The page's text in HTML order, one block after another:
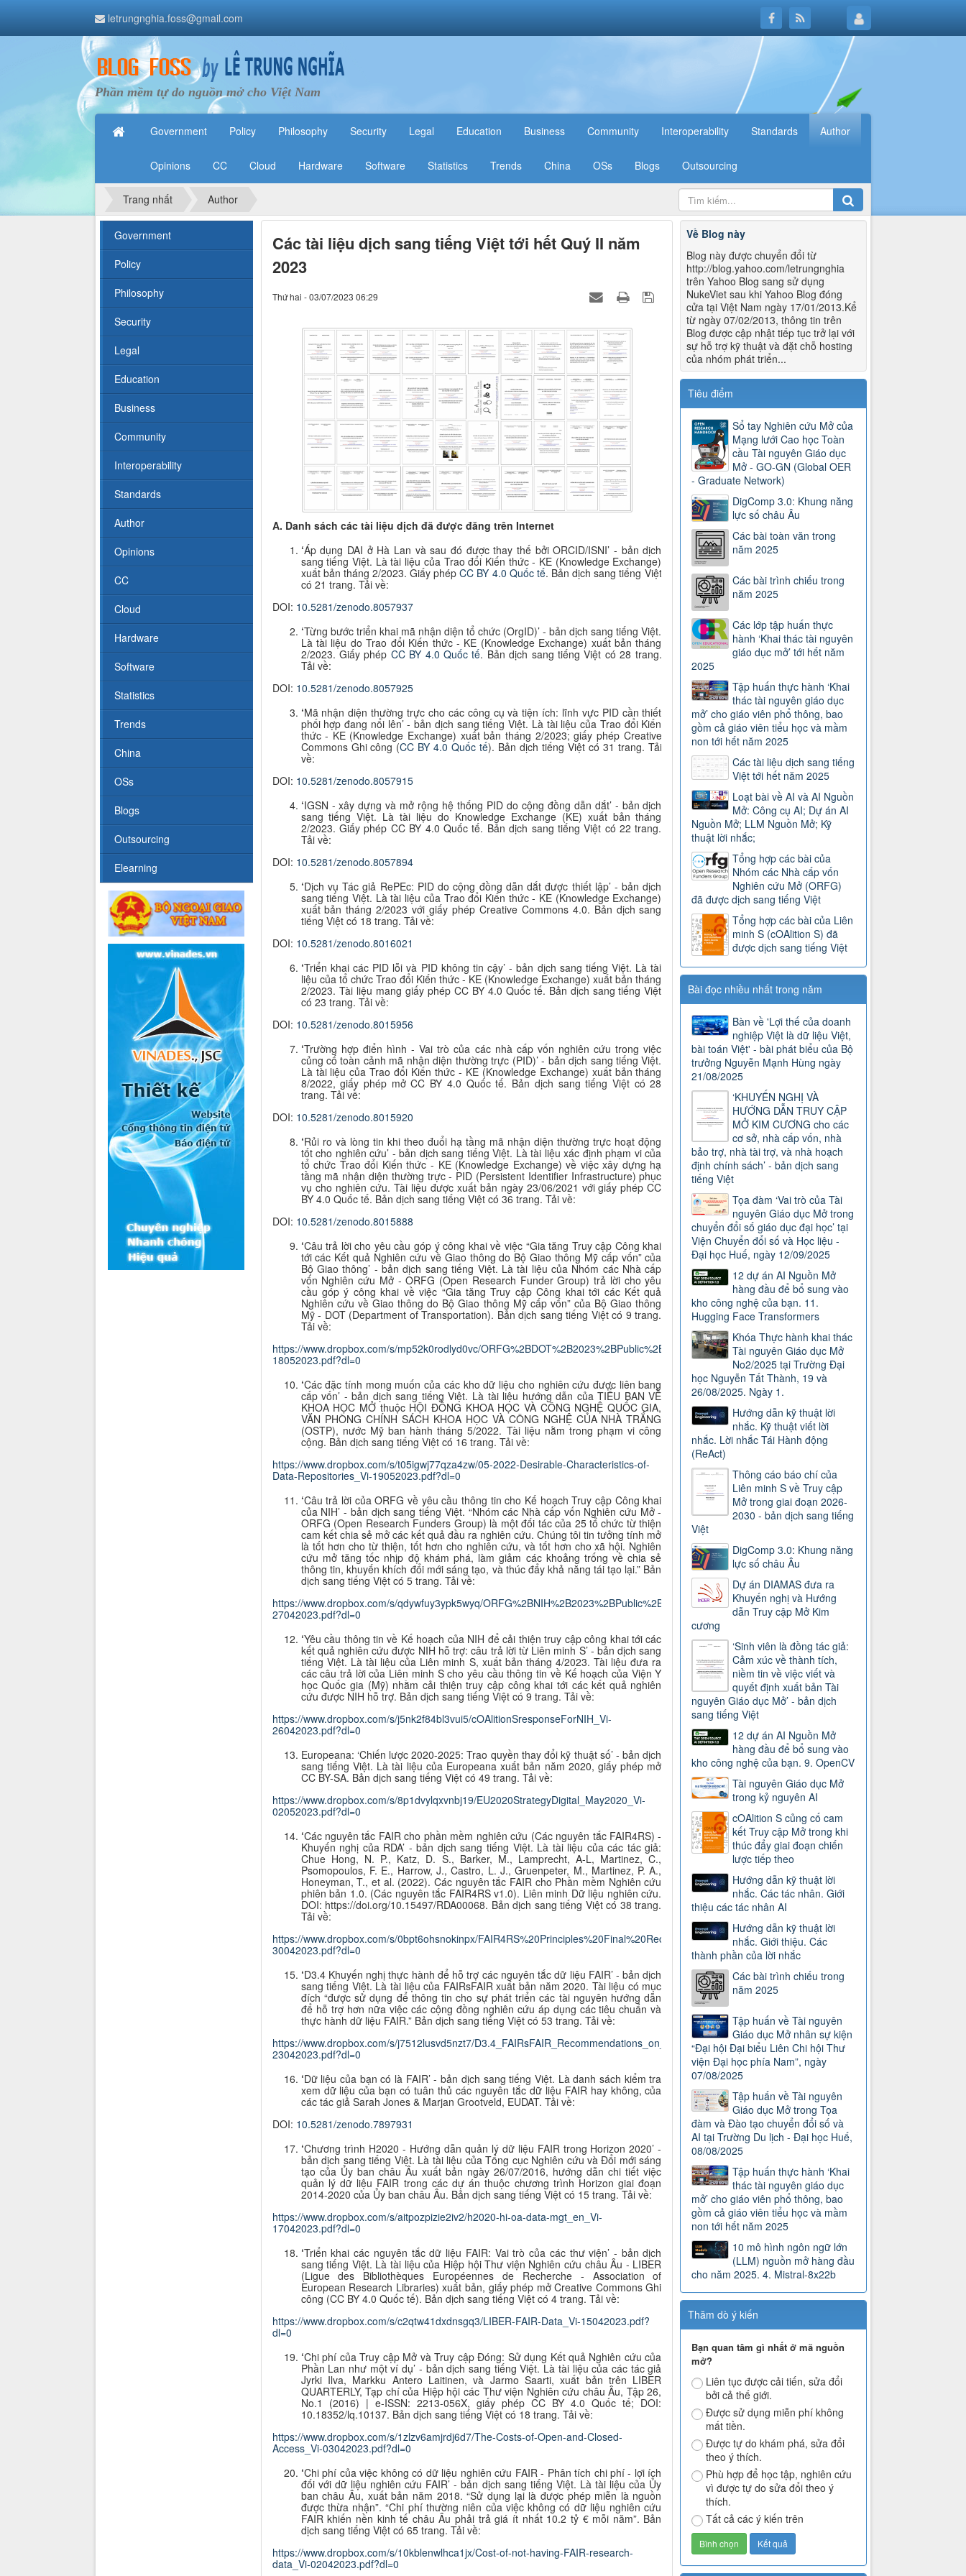
letrungnghia.foss@gmail.com
Phần mềm tự do nguồn mở cho Việt Nam
Government Policy Philosophy Security Legal Education Business Community Interoperability Standards Author
Opinions CC Cloud Hardware Software Statistics Trends China OSs Blogs Outsourcing
Trang nhất Author
Các tài liệu dịch sang tiếng Việt tới hết Quý II năm
2023
Thứ hai - 03/07/2023 06:29
A. Danh sách các tài liệu dịch đã được đăng trên Internet
‘Áp dụng DAI ở Hà Lan và sau đó được thay thế bởi ORCID/ISNI’ - bản dịch
sang tiếng Việt. Là tài liệu của Trao đổi Kiến thức - KE (Knowledge Exchange)
xuất bản tháng 2/2023. Giấy phépCC BY 4.0 Quốc tế. Bản dịch sang tiếng Việt
có 21 trang. Tải về:
DOI: 10.5281/zenodo.8057937
‘Từng bước triển khai mã nhận diện tổ chức (OrgID)’ -bản dịch sang tiếng Việt.
Là tài liệu do Trao đổi Kiến thức - KE (Knowledge Exchange) xuất bản tháng
2/2023. Giấy phép CC BY 4.0 Quốc tế. Bản dịch sang tiếng Việt có 28 trang.
Tải về:
DOI: 10.5281/zenodo.8057925
‘Mã nhận diện thường trực cho các công cụ và tiện ích: lĩnh vực PID cần thiết
phối hợp đang nổi lên’ - bản dịch sang tiếng Việt. Là tài liệu của Trao đổi Kiến
thức - KE (Knowledge Exchange) xuất bản tháng 2/2023; giấy phép Creative
Commons Ghi công (CC BY 4.0 Quốc tế). Bản dịch tiếng Việt có 31 trang. Tải
về:
DOI: 10.5281/zenodo.8057915
‘IGSN - xây dựng và mở rộng hệ thống PID do cộng đồng dẫn dắt’ - bản dịch
sang tiếng Việt. Là tài liệu do Knowledge Exchange (KE) xuất bản tháng
2/2023. Giấy phép CC BY 4.0 Quốc tế. Bản dịch sang tiếng Việt có 22 trang.
Tải về:
DOI: 10.5281/zenodo.8057894
‘Dịch vụ Tác giả RePEc: PID do cộng đồng dẫn dắt được thiết lập’ - bản dịch
sang tiếng Việt. Là tài liệu của Trao đổi Kiến thức - KE (Knowledge Exchange)
xuất bản tháng 2/2023 với giấy phép Creative Commons 4.0. Bản dịch sang
tiếng Việt có 18 trang. Tải về:
DOI: 10.5281/zenodo.8016021
‘Triển khai các PID lỗi và PID không tin cậy’ - bản dịch sang tiếng Việt. Là tài
liệu của tổ chức Trao đổi Kiến thức - KE (Knowledge Exchange) xuất bản tháng
2/2023. Tài liệu mang giấy phép CC BY 4.0 Quốc tế. Bản dịch sang tiếng Việt
có 23 trang. Tải về:
DOI: 10.5281/zenodo.8015956
‘Trường hợp điển hình - Vai trò của các nhà cấp vốn nghiên cứu trong việc
củng cố toàn cảnh mã nhận diện thường trực (PID)’ - bản dịch sang tiếng Việt.
Là tài liệu của Trao đổi Kiến thức - KE (Knowledge Exchange) xuất bản tháng
8/2022, giấy phép mở CC BY 4.0 Quốc tế. Bản dịch sang tiếng Việt có 28
trang. Tải về:
DOI: 10.5281/zenodo.8015920
‘Rủi ro và lòng tin khi theo đuổi hạ tầng mã nhận diện thường trực hoạt động
tốt cho nghiên cứu’ - bản dịch sang tiếng Việt. Là tài liệu xác định phạm vi của
tổ chức Trao đổi Kiến thức - KE (Knowledge Exchange) về việc xây dựng hạ
tầng mã nhận diện thường trực - PID (Persistent Identifier Infrastructure) phục
vụ cho nghiên cứu. Tài liệu được xuất bản ngày 23/06/2021 với giấy phép CC
BY 4.0 Quốc tế. Bản dịch sang tiếng Việt có 36 trang. Tải về:
DOI: 10.5281/zenodo.8015888
‘Câu trả lời cho yêu cầu góp ý công khai về việc “Gia tăng Truy cập Công khai
tới các Kết quả Nghiên cứu về Giao thông do Bộ Giao thông Mỹ cấp vốn” của
Bộ Giao thông’ - bản dịch sang tiếng Việt. Là tài liệu của Nhóm các Nhà cấp
vốn Nghiên cứu Mở - ORFG (Open Research Funder Group) trả lời cho yêu
cầu góp ý công khai về việc “Gia tăng Truy cập Công khai tới các Kết quả
Nghiên cứu về Giao thông do Bộ Giao thông Mỹ cấp vốn” của Bộ Giao thông
Mỹ - DOT (Department of Transportation). Bản dịch sang tiếng Việt có 9 trang.
Tải về:
https://www.dropbox.com/s/mp52k0rodlyd0vc/ORFG%2BDOT%2B2023%2BPublic%2BAccess%2BRFI%2Bresponse_Vi-
18052023.pdf?dl=0
‘Các đặc tính mong muốn của các kho dữ liệu cho nghiên cứu được liên bang
cấp vốn’ - bản dịch sang tiếng Việt. Là tài liệu hướng dẫn của TIỂU BAN VỀ
KHOA HỌC MỞ thuộc HỘI ĐỒNG KHOA HỌC VÀ CÔNG NGHỆ QUỐC GIA,
VĂN PHÒNG CHÍNH SÁCH KHOA HỌC VÀ CÔNG NGHỆ CỦA NHÀ TRẮNG
(OSTP), nước Mỹ ban hành tháng 5/2022. Tài liệu nằm trong phạm vi công
cộng. Bản dịch sang tiếng Việt có 16 trang. Tải về:
https://www.dropbox.com/s/t05igwj77qza4zw/05-2022-Desirable-Characteristics-of-
Data-Repositories_Vi-19052023.pdf?dl=0
‘Câu trả lời của ORFG về yêu cầu thông tin cho Kế hoạch Truy cập Công khai
của NIH’ - bản dịch sang tiếng Việt. “Nhóm các Nhà cấp vốn Nghiên cứu Mở -
ORFG (Open Research Funders Group) là một đối tác của 25 tổ chức từ thiện
cam kết chia sẻ mở các kết quả đầu ra nghiên cứu. Chúng tôi tin tưởng tính mở
là tốt hơn cho từ thiện, tốt hơn cho nghiên cứu, và tốt hơn cho xã hội. Nghiên
cứu mở tăng tốc nhịp độ khám phá, làm giảm các khoảng trống về chia sẻ
thông tin, khuyến khích đổi mới sáng tạo, và thúc đẩy khả năng tái tạo lại.” Bản
dịch sang tiếng Việt có 5 trang. Tải về:
https://www.dropbox.com/s/qdywfuy3ypk5wyq/ORFG%2BNIH%2B2023%2BPublic%2BAccess%2BRFI%2Bresponse_Vi-
27042023.pdf?dl=0
‘Yêu cầu thông tin về Kế hoạch của NIH để cải thiện truy cập công khai tới các
kết quả nghiên cứu được NIH hỗ trợ: câu trả lời từ Liên minh S’ - bản dịch sang
tiếng Việt. Là tài liệu của Liên minh S, xuất bản tháng 4/2023. Tài liệu đưa ra
các câu trả lời của Liên minh S cho yêu cầu thông tin về Kế hoạch của Viện Y
học Quốc gia (Mỹ) nhằm cải thiện truy cập công khai tới các kết quả nghiên
cứu được NIH hỗ trợ. Bản dịch sang tiếng Việt có 9 trang. Tải về:
https://www.dropbox.com/s/j5nk2f84bl3vui5/cOAlitionSresponseForNIH_Vi-
26042023.pdf?dl=0
Europeana: ‘Chiến lược 2020-2025: Trao quyền thay đổi kỹ thuật số’ - bản dịch
sang tiếng Việt. Là tài liệu của Europeana xuất bản năm 2020, giấy phép mở
CC BY-SA. Bản dịch sang tiếng Việt có 49 trang. Tải về:
https://www.dropbox.com/s/8p1dvylqxvnbj19/EU2020StrategyDigital_May2020_Vi-
02052023.pdf?dl=0
‘Các nguyên tắc FAIR cho phần mềm nghiên cứu (Các nguyên tắc FAIR4RS) -
Khuyến nghị của RDA’ - bản dịch sang tiếng Việt. Là tài liệu của các tác giả:
Chue Hong, N. P., Katz, D. S., Barker, M., Lamprecht, A-L, Martinez, C.,
Psomopoulos, F. E., Harrow, J., Castro, L. J., Gruenpeter, M., Martinez, P. A.,
Honeyman, T., et al. (2022). Các nguyên tắc FAIR cho Phần mềm Nghiên cứu
phiên bản 1.0. (Các nguyên tắc FAIR4RS v1.0). Liên minh Dữ liệu nghiên cứu.
DOI: https://doi.org/10.15497/RDA00068. Bản dịch sang tiếng Việt có 38 trang.
Tải về:
https://www.dropbox.com/s/0bpt6ohsnokinpx/FAIR4RS%20Principles%20Final%20Recommendation%20Zenodo_Vi-
30042023.pdf?dl=0
‘D3.4 Khuyến nghị thực hành để hỗ trợ các nguyên tắc dữ liệu FAIR’ - bản dịch
sang tiếng Việt. Là tài liệu của FAIRsFAIR xuất bản năm 2020. Tài liệu có mục
đích “được sử dụng để thông tin cho sự phát triển các tài nguyên hướng dẫn
để hỗ trợ hơn nữa việc các cộng đồng nghiên cứu áp dụng các tiêu chuẩn và
thực hành dữ liệu FAIR.” Bản dịch sang tiếng Việt có 53 trang. Tải về:
https://www.dropbox.com/s/j7512lusvd5nzt7/D3.4_FAIRsFAIR_Recommendations_on_practice_to_support_FAIR_data_principles_20200603_v1.0_Vi-
23042023.pdf?dl=0
‘Dữ liệu của bạn có là FAIR’ - bản dịch sang tiếng Việt. Là danh sách kiểm tra
xem dữ liệu của bạn có tuân thủ các nguyên tắc dữ liệu FAIR hay không, của
các tác giả Sarah Jones & Marjan Grootveld, EUDAT. Tải về:
DOI: 10.5281/zenodo.7897931
‘Chương trình H2020 - Hướng dẫn quản lý dữ liệu FAIR trong Horizon 2020’ -
bản dịch sang tiếng Việt. Là tài liệu của Tổng cục Nghiên cứu và Đổi mới sáng
tạo của Ủy ban châu Âu xuất bản ngày 26/07/2016, hướng dẫn chi tiết việc
quản lý dữ liệu FAIR trong các dự án thuộc chương trình Horizon giai đoạn
2014-2020 của Ủy ban châu Âu. Bản dịch sang tiếng Việt có 15 trang. Tải về:
https://www.dropbox.com/s/aitpozpizie2iv2/h2020-hi-oa-data-mgt_en_Vi-
17042023.pdf?dl=0
‘Triển khai các nguyên tắc dữ liệu FAIR: Vai trò của các thư viện’ - bản dịch
sang tiếng Việt. Là tài liệu của Hiệp hội Thư viện Nghiên cứu châu Âu - LIBER
(Ligue des Bibliothèques Européennes de Recherche - Association of
European Research Libraries) xuất bản, giấy phép mở Creative Commons Ghi
công (CC BY 4.0 Quốc tế). Bản dịch sang tiếng Việt có 4 trang. Tải về:
https://www.dropbox.com/s/c2qtw41dxdnsgq3/LIBER-FAIR-Data_Vi-15042023.pdf?
dl=0
‘Chi phí của Truy cập Mở và Truy cập Đóng: Sử dụng Kết quả Nghiên cứu của
Phần Lan như một ví dụ’ - bản dịch sang tiếng Việt. Là tài liệu của các tác giả
Jyrki Ilva, Markku Antero Laitinen, và Jarmo Saarti, xuất bản trên LIBER
QUARTERLY, Tạp chí của Hiệp hội các Thư viện Nghiên cứu châu Âu, Tập 26,
No.1 (2016) | e-ISSN: 2213-056X, giấy phép CC BY 4.0 Quốc tế; DOI:
10.18352/lq.10137. Bản dịch sang tiếng Việt có 18 trang. Tải về:
https://www.dropbox.com/s/1zlzv6amjrdj6d7/The-Costs-of-Open-and-Closed-
Access_Vi-03042023.pdf?dl=0
‘Chi phí của việc không có dữ liệu nghiên cứu FAIR - Phân tích chi phí - lợi ích
đối với dữ liệu nghiên cứu FAIR’ - bản dịch sang tiếng Việt. Là tài liệu của Ủy
ban châu Âu, xuất bản năm 2018. “Sử dụng lại là được phép miễn là nguồn
được thừa nhận”. “Chi phí thường niên của việc không có dữ liệu nghiên cứu
FAIR khiến nền kinh tế châu Âu phải trả giá ít nhất 10.2 tỷ € mỗi năm”. Bản
dịch sang tiếng Việt có 65 trang. Tải về:
https://www.dropbox.com/s/10kblenwlhca1jx/Cost-of-not-having-FAIR-research-
data_Vi-02042023.pdf?dl=0
Về Blog này
Blog này được chuyển đổi từ
http://blog.yahoo.com/letrungnghia
trên Yahoo Blog sang sử dụng
NukeViet sau khi Yahoo Blog đóng
cửa tại Việt Nam ngày 17/01/2013.Kể
từ ngày 07/02/2013, thông tin trên
Blog được cập nhật tiếp tục trở lại với
sự hỗ trợ kỹ thuật và đặt chỗ hosting
của nhóm phát triển...
Tiêu điểm
Sổ tay Nghiên cứu Mở của
Mạng lưới Cao học Toàn
cầu Tài nguyên Giáo dục
Mở - GO-GN (Global OER
- Graduate Network)
DigComp 3.0: Khung năng
lực số châu Âu
Các bài toàn văn trong
năm 2025
Các bài trình chiếu trong
năm 2025
Các lớp tập huấn thực
hành ‘Khai thác tài nguyên
giáo dục mở’ tới hết năm
2025
Tập huấn thực hành ‘Khai
thác tài nguyên giáo dục
mở’ cho giáo viên phổ thông, bao
gồm cả giáo viên tiểu học và mầm
non tới hết năm 2025
Các tài liệu dịch sang tiếng
Việt tới hết năm 2025
Loạt bài về AI và AI Nguồn
Mở: Công cụ AI; Dự án AI
Nguồn Mở; LLM Nguồn Mở; Kỹ
thuật lời nhắc;
Tổng hợp các bài của
Nhóm các Nhà cấp vốn
Nghiên cứu Mở (ORFG)
đã được dịch sang tiếng Việt
Tổng hợp các bài của Liên
minh S (cOAlition S) đã
được dịch sang tiếng Việt
Bài đọc nhiều nhất trong năm
Bàn về 'Lợi thế của doanh
nghiệp Việt là dữ liệu Việt,
bài toán Việt' - bài phát biểu của Bộ
trưởng Nguyễn Mạnh Hùng ngày
21/08/2025
‘KHUYẾN NGHỊ VÀ
HƯỚNG DẪN TRUY CẬP
MỞ KIM CƯƠNG cho các
cơ sở, nhà cấp vốn, nhà
bảo trợ, nhà tài trợ, và nhà hoạch
định chính sách’ - bản dịch sang
tiếng Việt
Tọa đàm ‘Vai trò của Tài
nguyên Giáo dục Mở trong
chuyển đổi số giáo dục đại học’ tại
Viện Chuyển đổi số và Học liệu -
Đại học Huế, ngày 12/09/2025
12 dự án AI Nguồn Mở
hàng đầu để bổ sung vào
kho công nghệ của bạn. 11.
Hugging Face Transformers
Khóa Thực hành khai thác
Tài nguyên Giáo dục Mở
No2/2025 tại Trường Đại
học Nguyễn Tất Thành, 19 và
26/08/2025. Ngày 1.
Hướng dẫn kỹ thuật lời
nhắc. Kỹ thuật viết lời
nhắc. Lời nhắc Tái Hành động
(ReAct)
Thông cáo báo chí của
Liên minh S về Truy cập
Mở trong giai đoạn 2026-
2030 - bản dịch sang tiếng
Việt
DigComp 3.0: Khung năng
lực số châu Âu
Dự án DIAMAS đưa ra
Khuyến nghị và Hướng
dẫn Truy cập Mở Kim
cương
‘Sinh viên là đồng tác giả:
Cảm xúc về thành tích,
niềm tin về việc viết và
quyết định xuất bản Tài
nguyên Giáo dục Mở’ - bản dịch
sang tiếng Việt
12 dự án AI Nguồn Mở
hàng đầu để bổ sung vào
kho công nghệ của bạn. 9. OpenCV
Tài nguyên Giáo dục Mở
trong kỷ nguyên AI
cOAlition S củng cố cam
kết Truy cập Mở trong khi
thúc đẩy giai đoạn chiến
lược tiếp theo
Hướng dẫn kỹ thuật lời
nhắc. Các tác nhân. Giới
thiệu các tác nhân AI
Hướng dẫn kỹ thuật lời
nhắc. Giới thiệu. Các
thành phần của lời nhắc
Các bài trình chiếu trong
năm 2025
Tập huấn về Tài nguyên
Giáo dục Mở nhân sự kiện
“Đại hội Đại biểu Liên Chi hội Thư
viện Đại học phía Nam”, ngày
07/08/2025
Tập huấn về Tài nguyên
Giáo dục Mở trong Tọa
đàm và Đào tạo chuyển đổi số và
AI tại Trường Du lịch - Đại học Huế,
08/08/2025
Tập huấn thực hành ‘Khai
thác tài nguyên giáo dục
mở’ cho giáo viên phổ thông, bao
gồm cả giáo viên tiểu học và mầm
non tới hết năm 2025
10 mô hình ngôn ngữ lớn
(LLM) nguồn mở hàng đầu
cho năm 2025. 4. Mistral-8x22b
Thăm dò ý kiến
Bạn quan tâm gì nhất ở mã nguồn
mở?
Liên tục được cải tiến, sửa đổi
bởi cả thế giới.
Được sử dụng miễn phí không
mất tiền.
Được tự do khám phá, sửa đổi
theo ý thích.
Phù hợp để học tập, nghiên cứu
vì được tự do sửa đổi theo ý
thích.
Tất cả các ý kiến trên
Government
Policy
Philosophy
Security
Legal
Education
Business
Community
Interoperability
Standards
Author
Opinions
CC
Cloud
Hardware
Software
Statistics
Trends
China
OSs
Blogs
Outsourcing
Elearning